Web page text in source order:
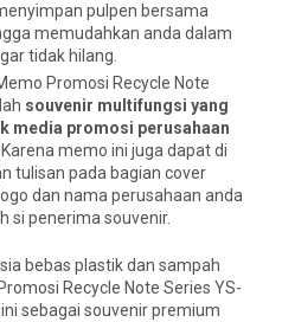
pulpen bersama
memudahkan anda dalam
tidak hilang.
Promosi Recycle Note
souvenir multifungsi yang
media promosi perusahaan
Karena memo ini juga dapat di
tulisan pada bagian cover
dan nama perusahaan anda
si penerima souvenir.
bebas plastik dan sampah
Recycle Note Series YS-
sebagai souvenir premium